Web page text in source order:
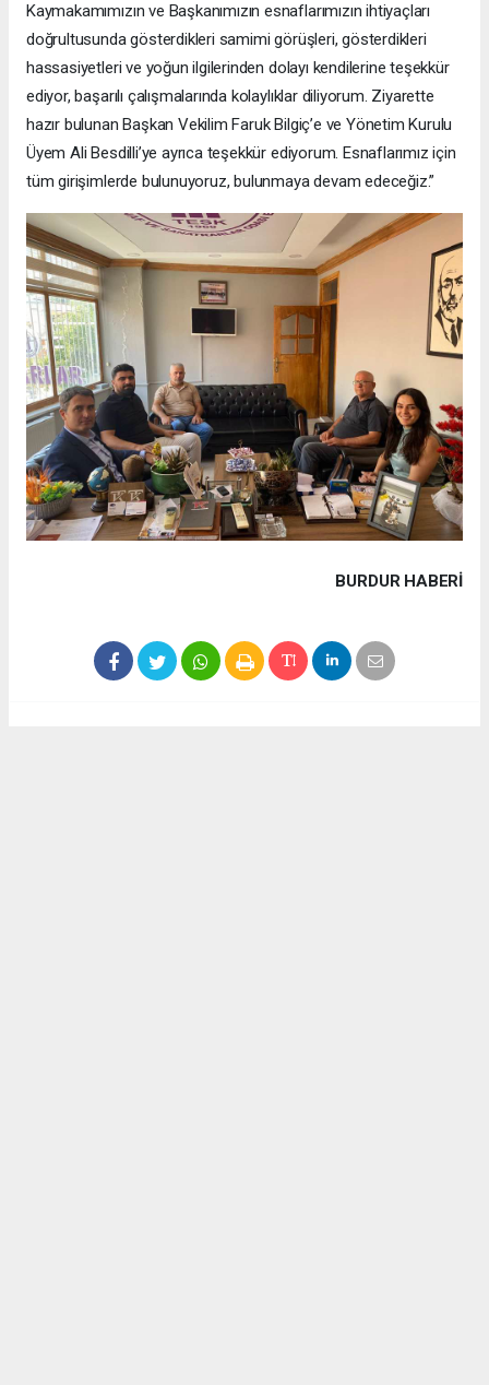
Kaymakamımızın ve Başkanımızın esnaflarımızın ihtiyaçları
doğrultusunda gösterdikleri samimi görüşleri, gösterdikleri
hassasiyetleri ve yoğun ilgilerinden dolayı kendilerine teşekkür
ediyor, başarılı çalışmalarında kolaylıklar diliyorum. Ziyarette
hazır bulunan Başkan Vekilim Faruk Bilgiç’e ve Yönetim Kurulu
Üyem Ali Besdilli’ye ayrıca teşekkür ediyorum. Esnaflarımız için
tüm girişimlerde bulunuyoruz, bulunmaya devam edeceğiz.”
BURDUR HABERİ